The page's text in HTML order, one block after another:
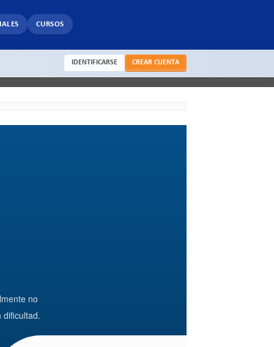
CURSOS
IDENTIFICARSE CREAR CUENTA
no